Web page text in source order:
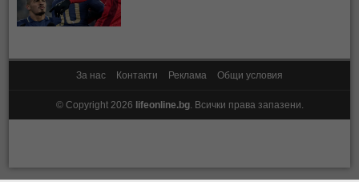
За нас Контакти Реклама Общи условия
© Copyright 2026 lifeonline.bg. Всички права запазени.